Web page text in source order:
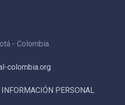
- Colombia
colombia.org
PERSONAL